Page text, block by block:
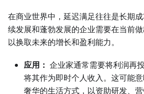
在商业世界中，延迟满足往往是长期
续发展和蓬勃发展的企业需要在当前
以换取未来的增长和盈利能力。
应用： 企业家通常需要将利润再
将其作为即时个人收入。这可能
奢华的生活方式，以资助研发、